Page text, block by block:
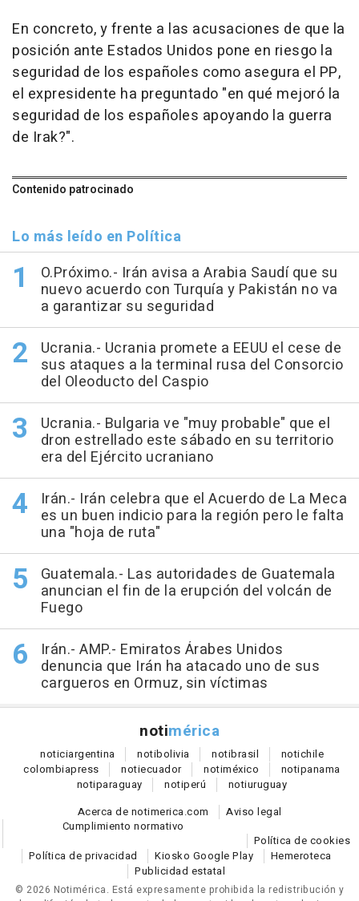
En concreto, y frente a las acusaciones de que la
posición ante Estados Unidos pone en riesgo la
seguridad de los españoles como asegura el PP,
el expresidente ha preguntado "en qué mejoró la
seguridad de los españoles apoyando la guerra
de Irak?".
Contenido patrocinado
Lo más leído en Política
O.Próximo.- Irán avisa a Arabia Saudí que su
nuevo acuerdo con Turquía y Pakistán no va
a garantizar su seguridad
Ucrania.- Ucrania promete a EEUU el cese de
sus ataques a la terminal rusa del Consorcio
del Oleoducto del Caspio
Ucrania.- Bulgaria ve "muy probable" que el
dron estrellado este sábado en su territorio
era del Ejército ucraniano
Irán.- Irán celebra que el Acuerdo de La Meca
es un buen indicio para la región pero le falta
una "hoja de ruta"
Guatemala.- Las autoridades de Guatemala
anuncian el fin de la erupción del volcán de
Fuego
Irán.- AMP.- Emiratos Árabes Unidos
denuncia que Irán ha atacado uno de sus
cargueros en Ormuz, sin víctimas
notimérica
noticiargentina notibolivia notibrasil notichile
colombiapress notiecuador notiméxico notipanama
notiparaguay notiperú notiuruguay
Acerca de notimerica.com
Aviso legal
Cumplimiento normativo
Política de cookies
Política de privacidad
Kiosko Google Play
Hemeroteca
Publicidad estatal
© 2026 Notimérica. Está expresamente prohibida la redistribución y